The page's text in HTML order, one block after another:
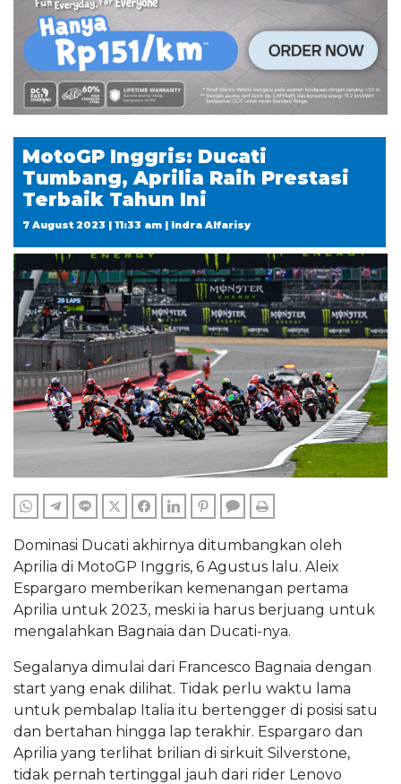
MotoGP Inggris: Ducati
Tumbang, Aprilia Raih Prestasi
Terbaik Tahun Ini
7 August 2023 | 11:33 am | Indra Alfarisy
WHATSAPPTELEGRAM
LINE TWITTERFACEBOOKLINKEDINPINTERESTCOMMENTS
Dominasi Ducati akhirnya ditumbangkan oleh
Aprilia di MotoGP Inggris, 6 Agustus lalu. Aleix
Espargaro memberikan kemenangan pertama
Aprilia untuk 2023, meski ia harus berjuang untuk
mengalahkan Bagnaia dan Ducati-nya.
Segalanya dimulai dari Francesco Bagnaia dengan
start yang enak dilihat. Tidak perlu waktu lama
untuk pembalap Italia itu bertengger di posisi satu
dan bertahan hingga lap terakhir. Espargaro dan
Aprilia yang terlihat brilian di sirkuit Silverstone,
tidak pernah tertinggal jauh dari rider Lenovo